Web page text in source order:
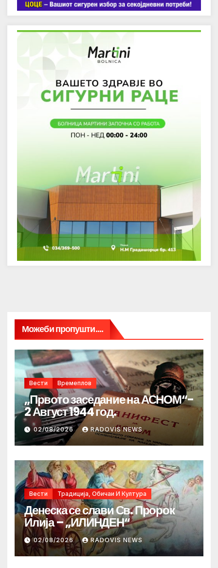
Можеби пропушти....
Вести Времеплов
„Првото заседание на АСНОМ“-
2 Август 1944 год.
02/08/2026 RADOVIS NEWS
Вести Традиција, Обичаи И Култура
Денеска се слави Св. Пророк
Илија – „ИЛИНДЕН“
02/08/2026 RADOVIS NEWS